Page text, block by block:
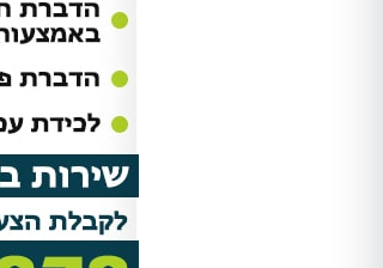
מדובר ב"עסק מסריח" (סבלנו מריח
הצוות דאג לטפל לנו בבעיה בצורה
הכי טובה שאפשר. אלדד דאג לנקות
יכולנו לדמיין עליו. תודה רבה על